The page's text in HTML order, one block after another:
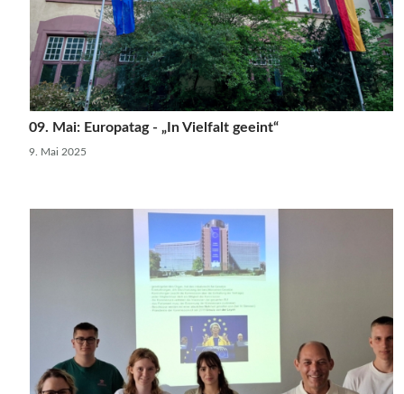
09. Mai: Europatag - „In Vielfalt geeint“
9. Mai 2025